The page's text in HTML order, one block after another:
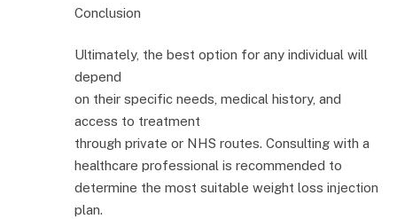
Conclusion
Ultimately, the best option for any individual will
depend
on their specific needs, medical history, and
access to treatment
through private or NHS routes. Consulting with a
healthcare professional is recommended to
determine the most suitable weight loss injection
plan.